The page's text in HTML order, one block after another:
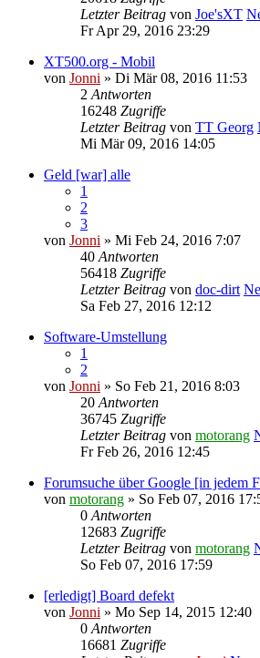
Letzter Beitrag von Joe'sXT
Fr Apr 29, 2016 23:29
XT500.org - Mobil
von Jonni » Di Mär 08, 2016 11:53
2 Antworten
16248 Zugriffe
Letzter Beitrag von TT Georg
Mi Mär 09, 2016 14:05
Geld [war] alle
1
2
3
von Jonni » Mi Feb 24, 2016 7:07
40 Antworten
56418 Zugriffe
Letzter Beitrag von doc-dirt
Sa Feb 27, 2016 12:12
Software-Umstellung
1
2
von Jonni » So Feb 21, 2016 8:03
20 Antworten
36745 Zugriffe
Letzter Beitrag von motorang
Fr Feb 26, 2016 12:45
Forumsuche über Google [in jedem
von motorang » So Feb 07, 2016
0 Antworten
12683 Zugriffe
Letzter Beitrag von motorang
So Feb 07, 2016 17:59
[erledigt] Board defekt
von Jonni » Mo Sep 14, 2015 12:40
0 Antworten
16681 Zugriffe